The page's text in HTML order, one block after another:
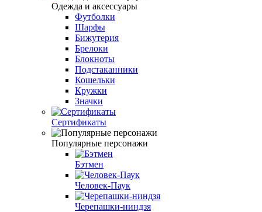
Одежда и аксессуары
Футболки
Шарфы
Бижутерия
Брелоки
Блокноты
Подстаканники
Кошельки
Кружки
Значки
Сертификаты
Популярные персонажи
Бэтмен
Человек-Паук
Черепашки-ниндзя